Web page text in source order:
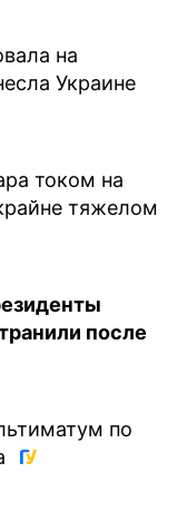
на
Украине
током на
тяжелом
после
по